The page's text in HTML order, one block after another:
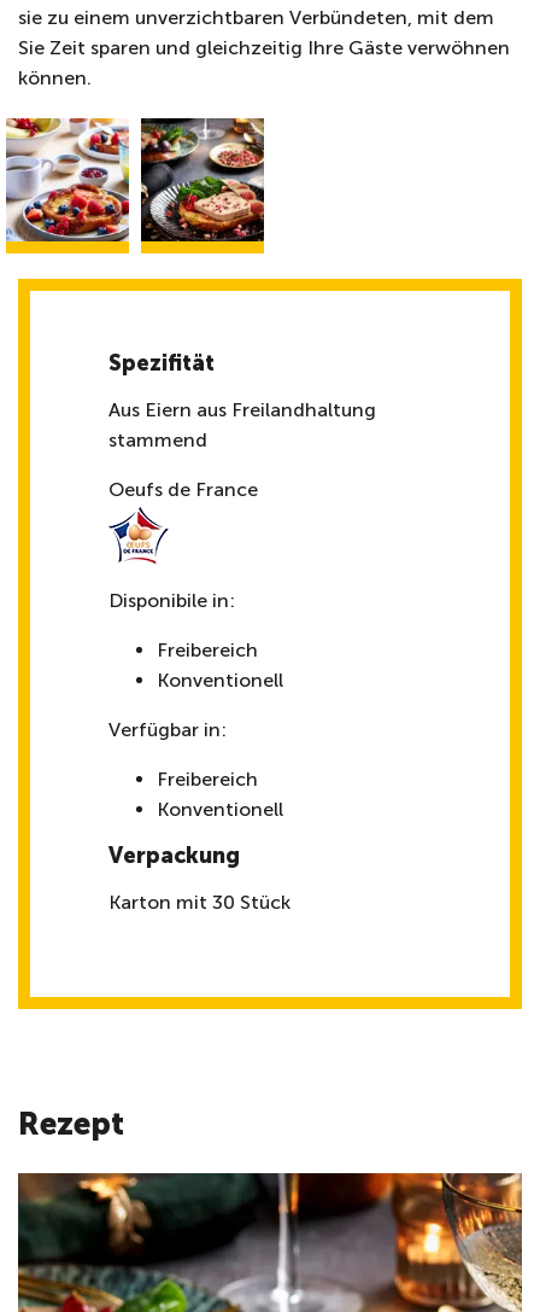
sie zu einem unverzichtbaren Verbündeten, mit dem
Sie Zeit sparen und gleichzeitig Ihre Gäste verwöhnen
können.
Spezifität
Aus Eiern aus Freilandhaltung
stammend
Oeufs de France
Disponibile in:
Freibereich
Konventionell
Verfügbar in:
Freibereich
Konventionell
Verpackung
Karton mit 30 Stück
Rezept